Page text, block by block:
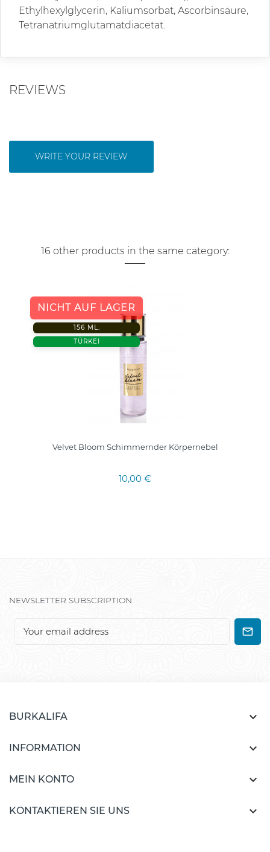
Ethylhexylglycerin, Kaliumsorbat, Ascorbinsäure,
Tetranatriumglutamatdiacetat.
REVIEWS
WRITE YOUR REVIEW
16 other products in the same category:
NICHT AUF LAGER
156 ML.
TÜRKEI
Velvet Bloom Schimmernder Körpernebel
10,00 €
NEWSLETTER SUBSCRIPTION
BURKALIFA 
INFORMATION 
MEIN KONTO 
KONTAKTIEREN SIE UNS 